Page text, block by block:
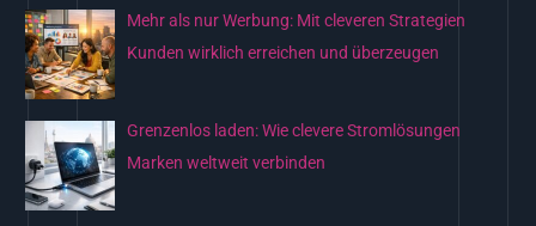
e
n
n
h
:
Mehr als nur Werbung: Mit cleveren Strategien
Kunden wirklich erreichen und überzeugen
Grenzenlos laden: Wie clevere Stromlösungen
Marken weltweit verbinden